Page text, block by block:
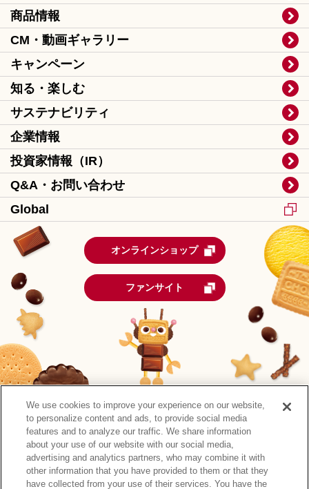
商品情報
CM・動画ギャラリー
キャンペーン
知る・楽しむ
サステナビリティ
企業情報
投資家情報（IR）
Q&A・お問い合わせ
Global
オンラインショップ
ファンサイト
森永製菓公式アカウント一覧
We use cookies to improve your experience on our website,
to personalize content and ads, to provide social media
features and to analyze our traffic. We share information
about your use of our website with our social media,
advertising and analytics partners, who may combine it with
other information that you have provided to them or that they
have collected from your use of their services. You have the